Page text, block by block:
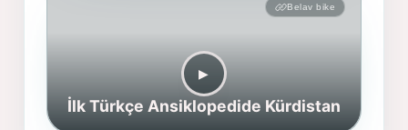
Belav bike
▶︎
İlk Türkçe Ansiklopedide Kürdistan